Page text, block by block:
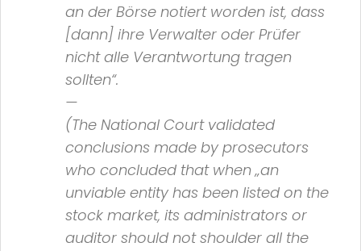
an der Börse notiert worden ist, dass
[dann] ihre Verwalter oder Prüfer
nicht alle Verantwortung tragen
sollten“.
—
(The National Court validated
conclusions made by prosecutors
who concluded that when„an
unviable entity has been listed on the
stock market, its administrators or
auditor should not shoulder all the